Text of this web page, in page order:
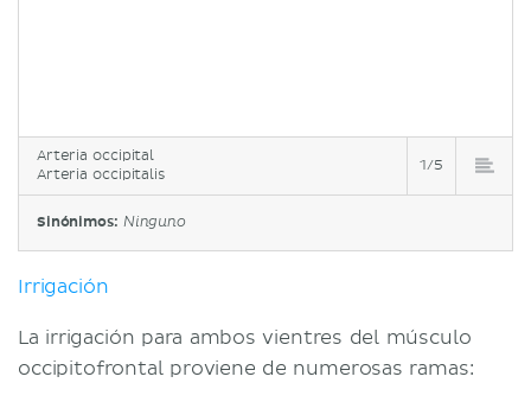
Arteria occipital
Arteria occipitalis
1/5
Sinónimos: Ninguno
Irrigación
La irrigación para ambos vientres del músculo
occipitofrontal proviene de numerosas ramas: